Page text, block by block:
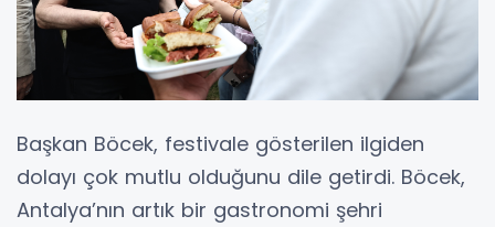
Başkan Böcek, festivale gösterilen ilgiden
dolayı çok mutlu olduğunu dile getirdi. Böcek,
Antalya’nın artık bir gastronomi şehri